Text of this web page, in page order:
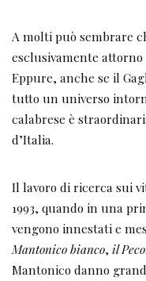
A molti può sembrare
esclusivamente
Eppure, anche se il
tutto un universo
calabrese è
d’Italia.
Il lavoro di ricerca sui
1993, quando in una
vengono innestati e
Mantonico bianco, il
Mantonico danno